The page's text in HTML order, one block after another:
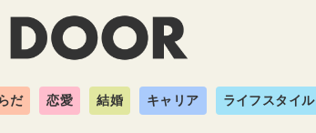
だ 恋愛 結婚 キャリア ライフスタイル